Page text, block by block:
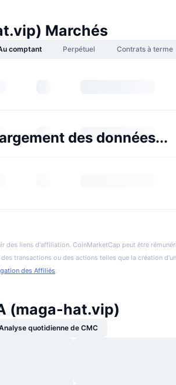
Marchés
comptant Perpétuel Contrats à terme
des données...
des liens d'affiliation. CoinMarketCap peut être
transactions ou des actions telles que la création
des Affiliés.
(maga-hat.vip)
quotidienne de CMC